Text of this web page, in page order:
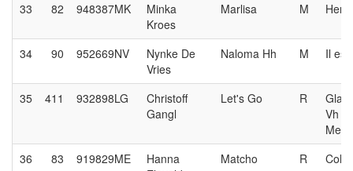
33 82 948387MK
Minka
Kroes
Marlisa M
34 90 952669NV
Nynke De
Vries
Naloma Hh M Il est
35 411 932898LG
Christoff
Gangl
Let's Go R
Vh
36
83 919829ME
Hanna
Matcho R